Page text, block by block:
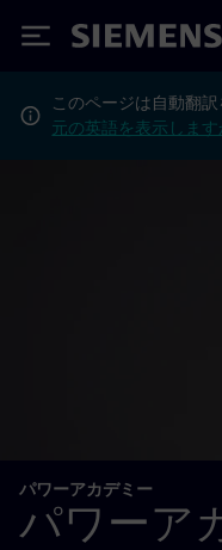
Siemens
このページは自動翻
元の英語を表示します
パワーアカデミー
パワーア